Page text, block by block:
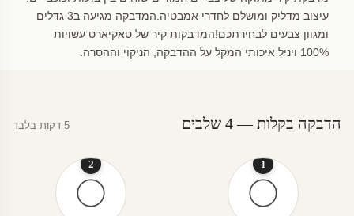
עיצוב מדליק ומושלם לחדרי אמבטיה.המדבקה מגיעה ב3 גדלים
ומגוון צבעים לבחירתכם!המדבקות קיר של טאקיארט עשויות
100% ויניל איכותי המקל על ההדבקה, הניקוי וההסרה.
הדבקה בקלות — 4 שלבים 5 דקות בלבד
1
2